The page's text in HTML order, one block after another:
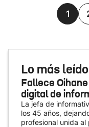
1
Lo más
Fallece
digital de
La jefa de
los 45 años,
profesional unida al